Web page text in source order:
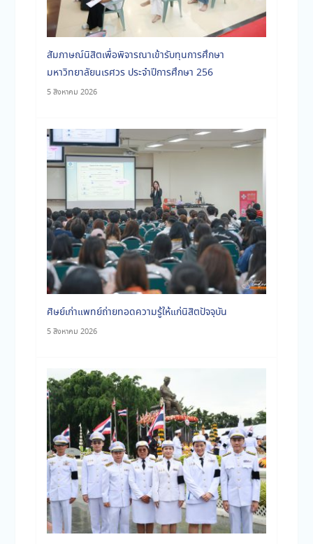
ประจำเดือนมิถุนายน 2569
ประจำเดือนพฤษภาคม 2569
ประจำเดือนเมษายน2569
สัมภาษณ์นิสิตเพื่อพิจารณาเข้ารับทุนการศึกษา
มหาวิทยาลัยนเรศวร ประจำปีการศึกษา 256
5 สิงหาคม 2026
ศิษย์เก่าแพทย์ถ่ายทอดความรู้ให้แก่นิสิตปัจจุบัน
5 สิงหาคม 2026